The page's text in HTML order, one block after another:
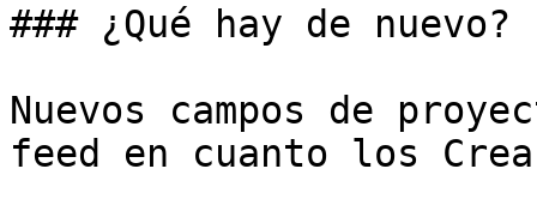
### ¿Qué hay de nuevo?
Nuevos campos de
feed en cuanto los